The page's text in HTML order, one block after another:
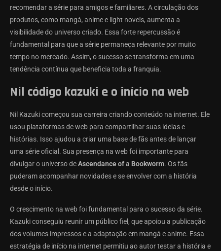
recomendar a série para amigos e familiares. A circulação dos
produtos, como mangá, anime e light novels, aumenta a
visibilidade do universo criado. Essa forte repercussão é
fundamental para que a série permaneça relevante por muito
tempo no mercado. Assim, o sucesso se transforma em uma
tendência contínua que beneficia toda a franquia.
Nil código kazuki e o início na web
Nil Kazuki começou sua carreira criando conteúdo na internet. Ele
usou plataformas de web para compartilhar suas ideias e
histórias. Isso ajudou a criar uma base de fãs antes de lançar
uma série oficial. Sua presença na web foi importante para
divulgar o universo deAscendance of a Bookworm. Os fãs
puderam acompanhar novidades e se envolver com a história
desde o início.
O crescimento na web foi fundamental para o sucesso da série.
Kazuki conseguiu reunir um público fiel, que apoiou a publicação
dos volumes impressos e a adaptação em mangá e anime. Essa
estratégia de início na internet permitiu ao autor testar a história e